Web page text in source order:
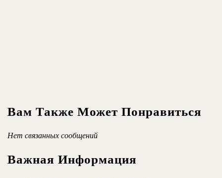
Вам Также Может Понравиться
Нет связанных сообщений
Важная Информация